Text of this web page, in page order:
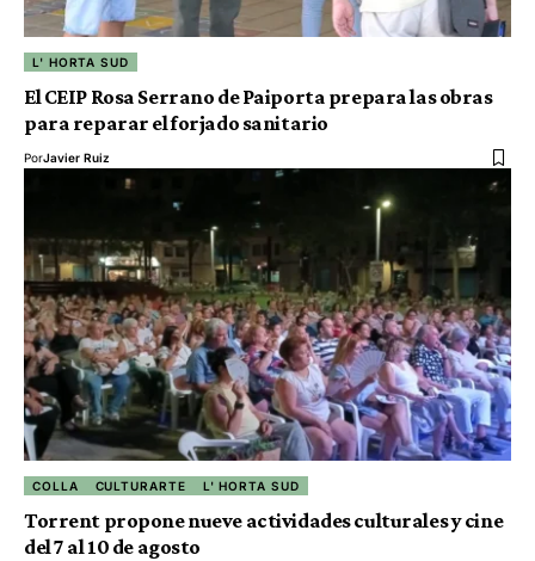
L' HORTA SUD
El CEIP Rosa Serrano de Paiporta prepara las obras
para reparar el forjado sanitario
PorJavier Ruiz
COLLA CULTURARTE L' HORTA SUD
Torrent propone nueve actividades culturales y cine
del 7 al 10 de agosto